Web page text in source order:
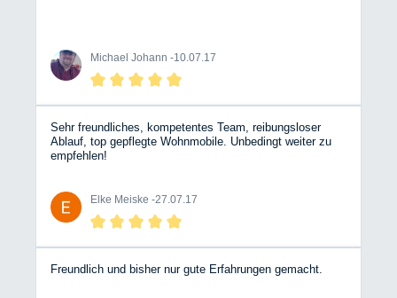
Michael Johann -10.07.17
Sehr freundliches, kompetentes Team, reibungsloser
Ablauf, top gepflegte Wohnmobile. Unbedingt weiter zu
empfehlen!
Elke Meiske -27.07.17
Freundlich und bisher nur gute Erfahrungen gemacht.